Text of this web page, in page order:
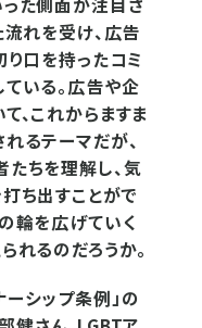
流れを受け、広告
り口を持ったコミ
いる。広告や企
、これからますま
るテーマだが、
ちを理解し、気
ち出すことがで
輪を広げていく
れるのだろうか。
シップ条例」の